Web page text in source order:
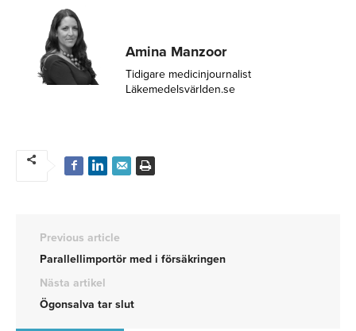
Amina Manzoor
Tidigare medicinjournalist
Läkemedelsvärlden.se
Previous article
Parallellimportör med i försäkringen
Nästa artikel
Ögonsalva tar slut